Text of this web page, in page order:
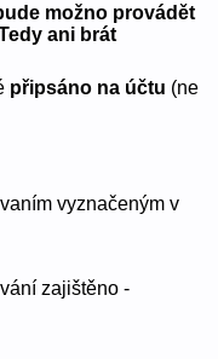
možno provádět
ani brát
připsáno na účtu (ne
vyznačeným v
zajištěno -